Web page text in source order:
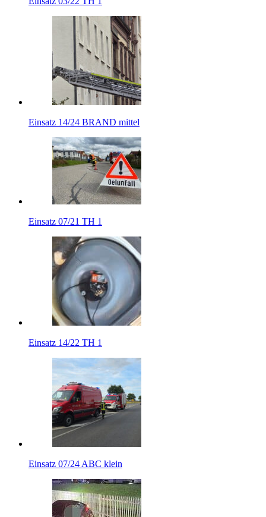
Einsatz 14/24 BRAND mittel
Einsatz 07/21 TH 1
Einsatz 14/22 TH 1
Einsatz 07/24 ABC klein